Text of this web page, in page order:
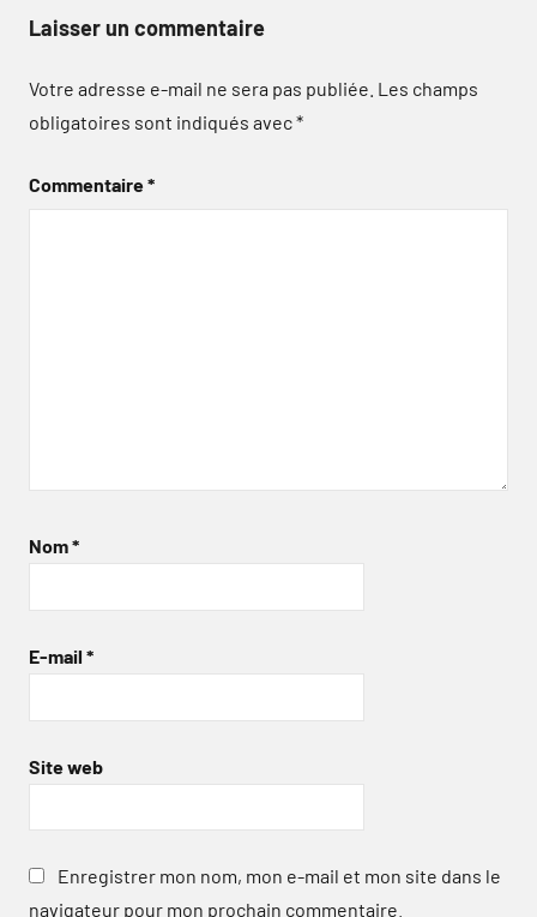
Laisser un commentaire
Votre adresse e-mail ne sera pas publiée. Les champs
obligatoires sont indiqués avec*
Commentaire*
Nom*
E-mail *
Site web
Enregistrer mon nom, mon e-mail et mon site dans le
navigateur pour mon prochain commentaire.